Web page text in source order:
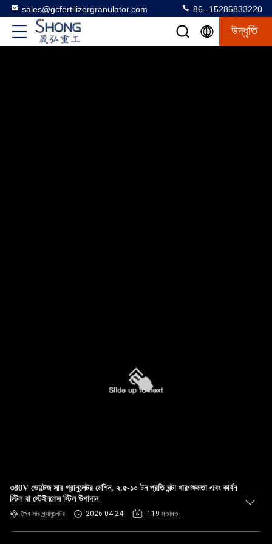
sales@gcfertilizergranulator.com 86--15286833220
উদ্ধৃতি
৩80V ভোল্টেজ সার গ্রানুলেটর মেশিন, ২.৫-১০ টন প্রতি ঘন্টা ধারণক্ষমতা এবং কার্বন
স্টিল বা স্টেইনলেস স্টিল উপাদান
জৈব সার গ্র্যানুলেটর 2026-04-24 119 মতামত